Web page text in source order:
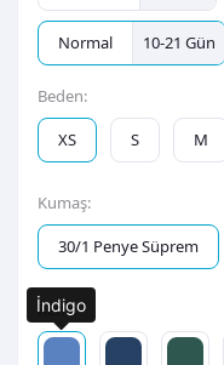
Normal 10-21 Gün
Beden:
XS
S M
Kumaş:
30/1 Penye Süprem
Renk:
İndigo